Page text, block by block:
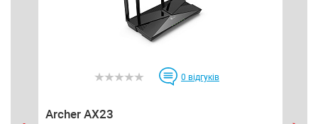
0 відгуків
Archer AX23